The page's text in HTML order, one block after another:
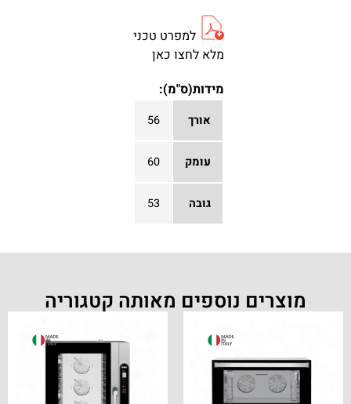
למפרט טכני
מלא לחצו כאן
מידות(ס"מ):
אורך 56
עומק 60
גובה 53
מוצרים נוספים מאותה קטגוריה